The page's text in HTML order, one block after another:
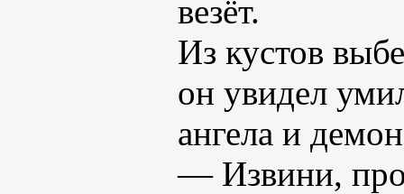
везёт.
Из кустов
он увидел
ангела и
— Извини,